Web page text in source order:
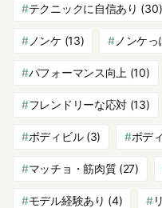
テクニックに自信あり (30)
ノンケ (13) ノンケっ
パフォーマンス向上 (10)
フレンドリーな応対 (13)
ボディビル(3) ボデ
マッチョ・筋肉質(27)
モデル経験あり (4)